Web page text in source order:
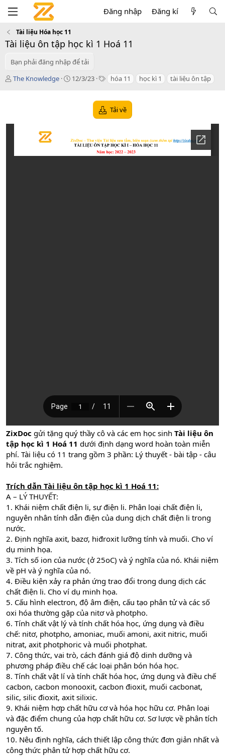
Đăng nhập Đăng kí
Tài liệu Hóa học 11
Tài liệu ôn tập học kì 1 Hoá 11
Bạn phải đăng nhập để tải
T
ả
The Knowledge
C
n
12/3/23
T hóa 11 học kì 1 tài liệu ôn tập
Tải về
ZixDoc gửi tặng quý thầy cô và các em học sinh Tài liệu ôn
tập học kì 1 Hoá 11 dưới định dạng word hoàn toàn miễn
phí. Tài liệu có 11 trang gồm 3 phần: Lý thuyết - bài tập - câu
hỏi trắc nghiệm.
Trích dẫn Tài liệu ôn tập học kì 1 Hoá 11:
A – LÝ THUYẾT:
1. Khái niệm chất điện li, sự điện li. Phân loại chất điện li,
nguyên nhân tính dẫn điện của dung dịch chất điện li trong
nước.
2. Định nghĩa axit, bazơ, hiđroxit lưỡng tính và muối. Cho ví
dụ minh họa.
3. Tích số ion của nước (ở 25oC) và ý nghĩa của nó. Khái niệm
về pH và ý nghĩa của nó.
4. Điều kiện xảy ra phản ứng trao đổi trong dung dịch các
chất điện li. Cho ví dụ minh họa.
5. Cấu hình electron, độ âm điện, cấu tạo phân tử và các số
oxi hóa thường gặp của nitơ và photpho.
6. Tính chất vật lý và tính chất hóa học, ứng dụng và điều
chế: nitơ, photpho, amoniac, muối amoni, axit nitric, muối
nitrat, axit photphoric và muối photphat.
7. Công thức, vai trò, cách đánh giá độ dinh dưỡng và
phương pháp điều chế các loại phân bón hóa học.
8. Tính chất vật lí và tính chất hóa học, ứng dụng và điều chế
cacbon, cacbon monooxit, cacbon đioxit, muối cacbonat,
silic, silic đioxit, axit silixic.
9. Khái niệm hợp chất hữu cơ và hóa học hữu cơ. Phân loại
và đặc điểm chung của hợp chất hữu cơ. Sơ lược về phân tích
nguyên tố.
10. Nêu định nghĩa, cách thiết lập công thức đơn giản nhất và
công thức phân tử hợp chất hữu cơ.